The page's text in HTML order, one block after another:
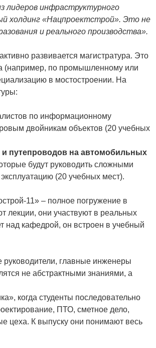
лидеров инфраструктурного
холдинг «Нацпроектстрой». Это не
и реального производства».
развивается магистратура. Это
(например, по промышленному или
в мостостроении. На
по информационному
двойникам объектов (20 учебных
и путепроводов на автомобильных
будут руководить сложными
(20 учебных мест).
11» – полное погружение в
лекции, они участвуют в реальных
над кафедрой, он встроен в учебный
руководители, главные инженеры
не абстрактными знаниями, а
когда студенты последовательно
ПТО, сметное дело,
цеха. К выпуску они понимают весь